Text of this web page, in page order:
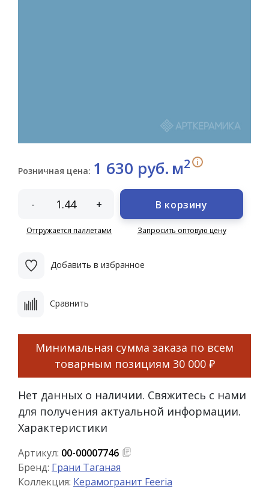
Розничная цена: 1 630 руб. м2 i
- +
Отгружается паллетами
В корзину
Запросить оптовую цену
Добавить в избранное
Сравнить
Минимальная сумма заказа по всем
товарным позициям 30 000 ₽
Нет данных о наличии. Свяжитесь с нами
для получения актуальной информации.
Характеристики
Артикул: 00-00007746
Бренд: Грани Таганая
Коллекция: Керамогранит Feeria